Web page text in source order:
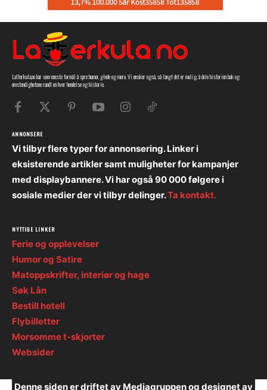
Latterkula.no har som eneste formål å spre humor, glede og moro. Vi ønsker også, så langt det er mulig, å dele historien bak og
omstendighetene rundt en hver hendelse og historie.
ANNONSERE
Vi tilbyr flere typer for annonsering. Linker i
eksisterende artikler samt muligheter for kampanjer
med displaybannere. Vi har også 90 000 følgere i
sosiale medier der vi tilbyr delinger.Ta kontakt.
NYTTIGE LINKER
Ferie og opplevelser
Humor og Satire
Matoppskrifter, interiør og hage
Søk Lån
Bestill hotell
Flybilletter
Morsomme t-skjorter
Websider
Denne siden er driftet av Mediagruppen og designet av